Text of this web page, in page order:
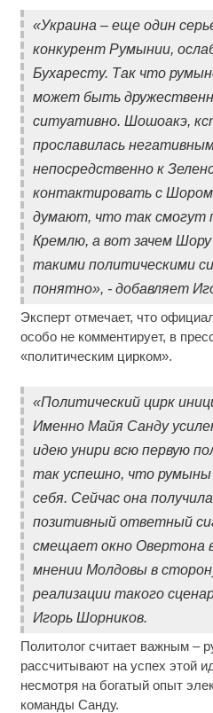
«Украина – еще один
конкурент Румынии,
Бухаресту. Так что
может быть
ситуативно. Шошоакэ,
прославилась
непосредственно к
контактировать с
думают, что так смогут
Кремлю, а вот зачем
такими политическими
понятно», - добавляет
Эксперт отмечает, что
особо не комментирует, в
«политическим цирком».
«Политический цирк
Именно Майя Санду
идею унири всю первую
так успешно, что румыны
себя. Сейчас она
позитивный ответный
смещает окно Овертона
мнении Молдовы в
реализации такого
Игорь Шорников.
Политолог считает важным –
рассчитывают на успех этой
несмотря на богатый опыт
команды Санду.